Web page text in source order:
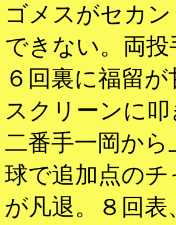
ゴメスがセカ
できない。両
６回裏に福留
スクリーンに
二番手一岡か
球で追加点の
が凡退。８回